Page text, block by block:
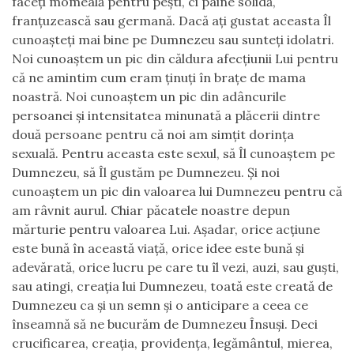
franțuzească sau germană. Dacă ați gustat aceasta Îl
cunoașteți mai bine pe Dumnezeu sau sunteți idolatri.
Noi cunoaștem un pic din căldura afecțiunii Lui pentru
că ne amintim cum eram ținuți în brațe de mama
noastră. Noi cunoaștem un pic din adâncurile
persoanei și intensitatea minunată a plăcerii dintre
două persoane pentru că noi am simțit dorința
sexuală. Pentru aceasta este sexul, să Îl cunoaștem pe
Dumnezeu, să Îl gustăm pe Dumnezeu. Și noi
cunoaștem un pic din valoarea lui Dumnezeu pentru că
am râvnit aurul. Chiar păcatele noastre depun
mărturie pentru valoarea Lui. Așadar, orice acțiune
este bună în această viață, orice idee este bună și
adevărată, orice lucru pe care tu îl vezi, auzi, sau guști,
sau atingi, creația lui Dumnezeu, toată este creată de
Dumnezeu ca și un semn și o anticipare a ceea ce
înseamnă să ne bucurăm de Dumnezeu Însuși. Deci
crucificarea, creația, providența, legământul, mierea,